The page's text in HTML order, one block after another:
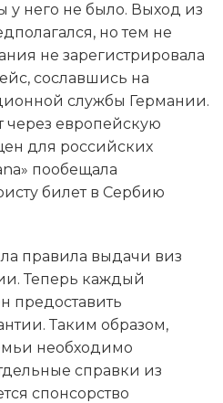
у него не было. Выход из
но тем не
не зарегистрировала
сославшись на
службы Германии.
через европейскую
для российских
пообещала
билет в Сербию
правила выдачи виз
Теперь каждый
предоставить
Таким образом,
необходимо
справки из
спонсорство